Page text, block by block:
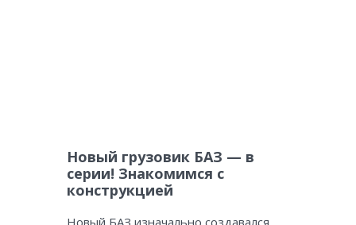
Новый грузовик БАЗ — в
серии! Знакомимся с
конструкцией
Новый БАЗ изначально создавался